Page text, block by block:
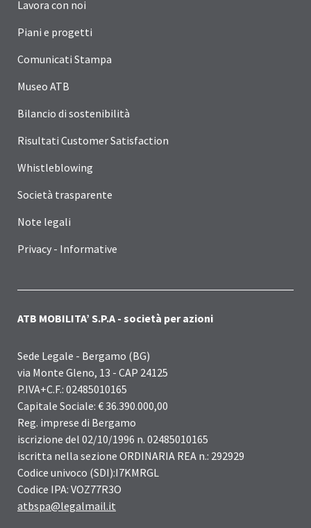
Lavora con noi
Piani e progetti
Comunicati Stampa
Museo ATB
Bilancio di sostenibilità
Risultati Customer Satisfaction
Whistleblowing
Società trasparente
Note legali
Privacy - Informative
ATB MOBILITA’ S.P.A - società per azioni
Sede Legale - Bergamo (BG)
via Monte Gleno, 13 - CAP 24125
P.IVA+C.F.: 02485010165
Capitale Sociale: € 36.390.000,00
Reg. imprese di Bergamo
iscrizione del 02/10/1996 n. 02485010165
iscritta nella sezione ORDINARIA REA n.: 292929
Codice univoco (SDI):I7KMRGL
Codice IPA: VOZ77R3O
atbspa@legalmail.it